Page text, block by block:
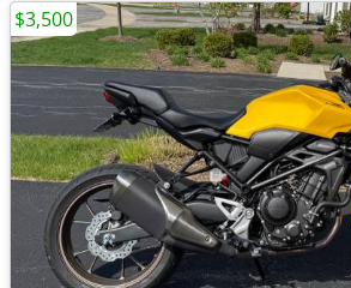
$3,500